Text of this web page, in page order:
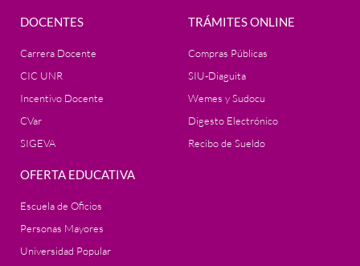
DOCENTES
Carrera Docente
CIC UNR
Incentivo Docente
CVar
SIGEVA
TRÁMITES ONLINE
Compras Públicas
SIU-Diaguita
Wemes y Sudocu
Digesto Electrónico
Recibo de Sueldo
OFERTA EDUCATIVA
Escuela de Oficios
Personas Mayores
Universidad Popular